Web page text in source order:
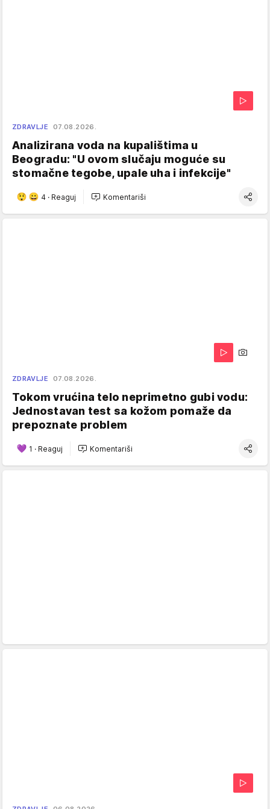
ZDRAVLJE 07.08.2026.
Analizirana voda na kupalištima u
Beogradu: "U ovom slučaju moguće su
stomačne tegobe, upale uha i infekcije"
4 · Reaguj Komentariši
ZDRAVLJE 07.08.2026.
Tokom vrućina telo neprimetno gubi vodu:
Jednostavan test sa kožom pomaže da
prepoznate problem
1 · Reaguj Komentariši